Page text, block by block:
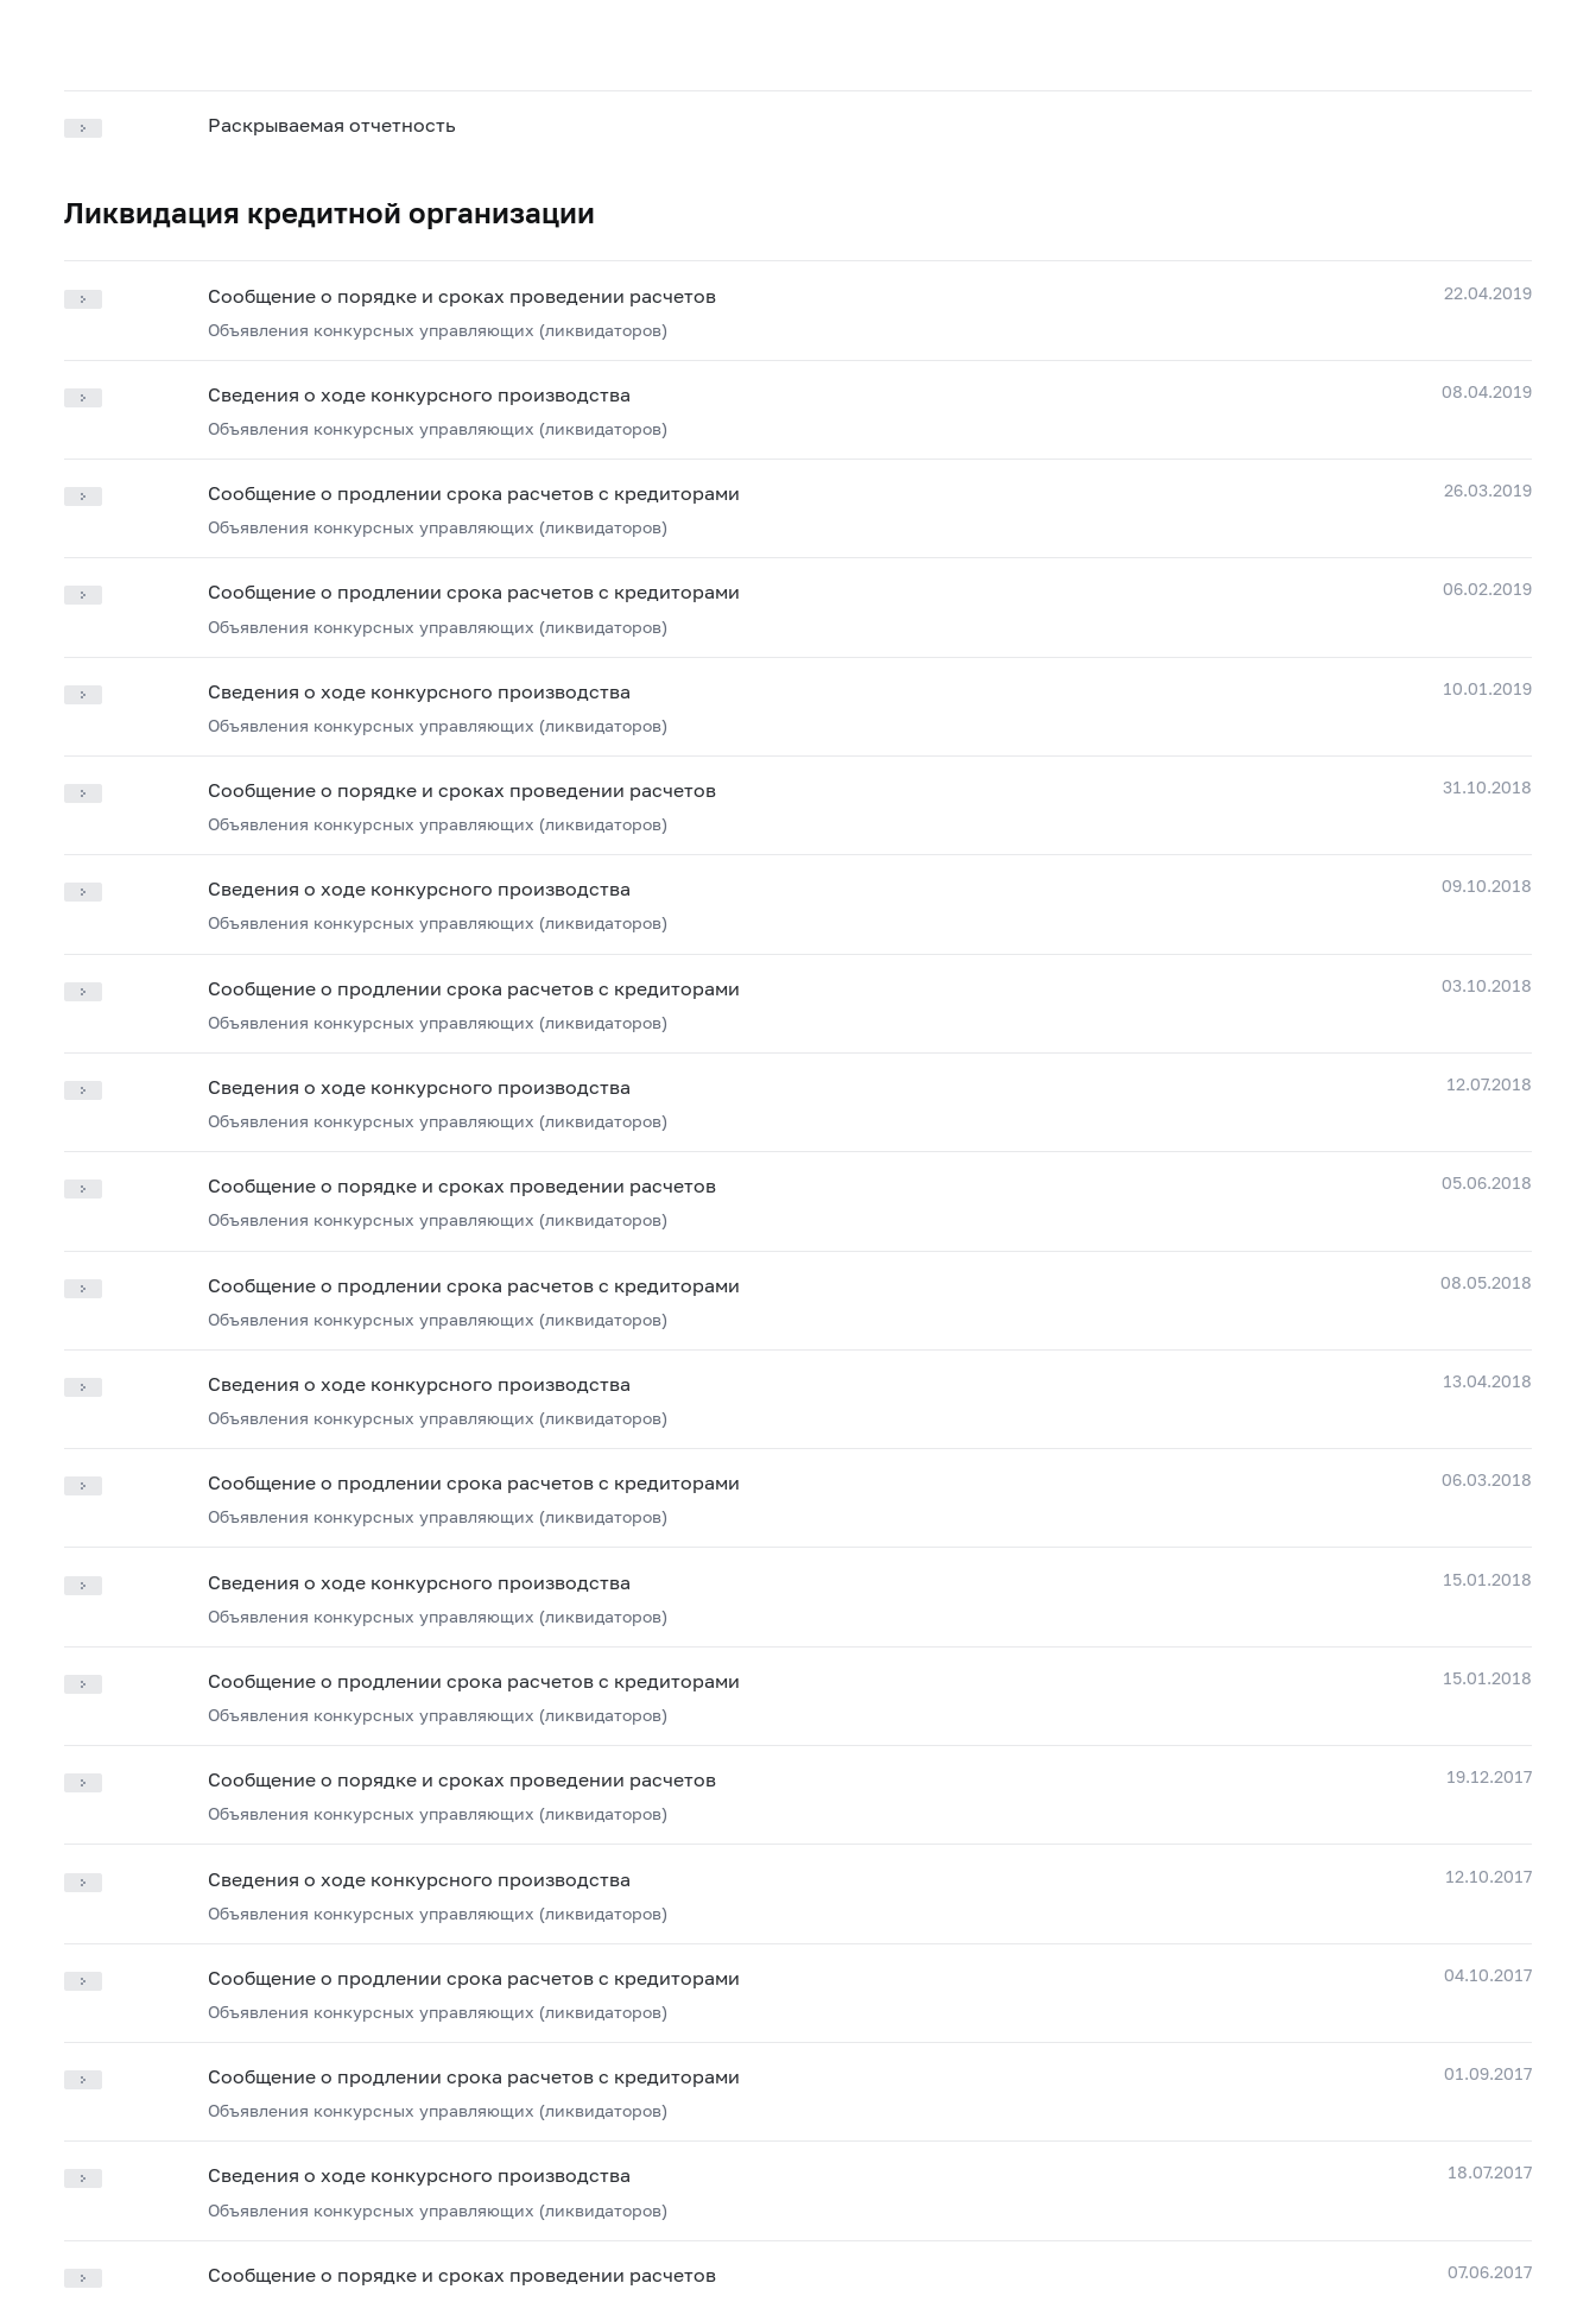
Раскрываемая отчетность
Ликвидация кредитной организации
22.04.2019
Сообщение о порядке и сроках проведении расчетов
Объявления конкурсных управляющих (ликвидаторов)
08.04.2019
Сведения о ходе конкурсного производства
Объявления конкурсных управляющих (ликвидаторов)
26.03.2019
Сообщение о продлении срока расчетов с кредиторами
Объявления конкурсных управляющих (ликвидаторов)
06.02.2019
Сообщение о продлении срока расчетов с кредиторами
Объявления конкурсных управляющих (ликвидаторов)
10.01.2019
Сведения о ходе конкурсного производства
Объявления конкурсных управляющих (ликвидаторов)
31.10.2018
Сообщение о порядке и сроках проведении расчетов
Объявления конкурсных управляющих (ликвидаторов)
09.10.2018
Сведения о ходе конкурсного производства
Объявления конкурсных управляющих (ликвидаторов)
03.10.2018
Сообщение о продлении срока расчетов с кредиторами
Объявления конкурсных управляющих (ликвидаторов)
12.07.2018
Сведения о ходе конкурсного производства
Объявления конкурсных управляющих (ликвидаторов)
05.06.2018
Сообщение о порядке и сроках проведении расчетов
Объявления конкурсных управляющих (ликвидаторов)
08.05.2018
Сообщение о продлении срока расчетов с кредиторами
Объявления конкурсных управляющих (ликвидаторов)
13.04.2018
Сведения о ходе конкурсного производства
Объявления конкурсных управляющих (ликвидаторов)
06.03.2018
Сообщение о продлении срока расчетов с кредиторами
Объявления конкурсных управляющих (ликвидаторов)
15.01.2018
Сведения о ходе конкурсного производства
Объявления конкурсных управляющих (ликвидаторов)
15.01.2018
Сообщение о продлении срока расчетов с кредиторами
Объявления конкурсных управляющих (ликвидаторов)
19.12.2017
Сообщение о порядке и сроках проведении расчетов
Объявления конкурсных управляющих (ликвидаторов)
12.10.2017
Сведения о ходе конкурсного производства
Объявления конкурсных управляющих (ликвидаторов)
04.10.2017
Сообщение о продлении срока расчетов с кредиторами
Объявления конкурсных управляющих (ликвидаторов)
01.09.2017
Сообщение о продлении срока расчетов с кредиторами
Объявления конкурсных управляющих (ликвидаторов)
18.07.2017
Сведения о ходе конкурсного производства
Объявления конкурсных управляющих (ликвидаторов)
07.06.2017
Сообщение о порядке и сроках проведении расчетов